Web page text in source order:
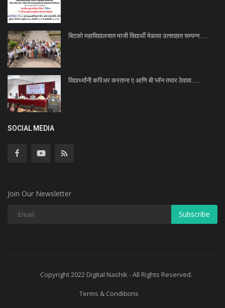
बिटको महाविद्यालयात माजी विद्यार्थी मेळावा उत्साहात सम्पन्न....
विद्यार्थ्यांनी करिअर करताना ए आणि बी प्लॅन तयार ठेवावा....
SOCIAL MEDIA
Join Our Newsletter
Subscribe
Copyright 2022 Digital Nashik - All Rights Reserved.
Terms & Conditions